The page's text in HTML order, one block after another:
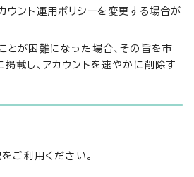
ウント運用ポリシーを変更する場合が
とが困難になった場合、その旨を市
掲載し、アカウントを速やかに削除す
ご利用ください。